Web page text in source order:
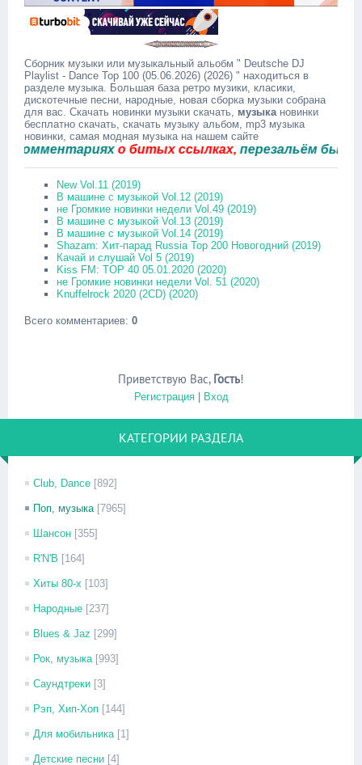
Сборник музыки или музыкальный альобм " Deutsche DJ
Playlist - Dance Top 100 (05.06.2026) (2026) " находиться в
разделе музыка. Большая база ретро музики, класики,
дискотечные песни, народные, новая сборка музыки собрана
для вас. Скачать новинки музыки скачать, музыкановинки
бесплатно скачать, скачать музыку альбом, mp3 музыка
новинки, самая модная музыка на нашем сайте
о битых ссылках,перезальём быстро.
New Vol.11 (2019)
В машине с музыкой Vol.12 (2019)
не Громкие новинки недели Vol.49 (2019)
В машине с музыкой Vol.13 (2019)
В машине с музыкой Vol.14 (2019)
Shazam: Хит-парад Russia Top 200 Новогодний (2019)
Качай и слушай Vol 5 (2019)
Kiss FM: TOP 40 05.01.2020 (2020)
не Громкие новинки недели Vol. 51 (2020)
Knuffelrock 2020 (2CD) (2020)
Всего комментариев: 0
Приветствую Вас, Гость!
Регистрация| Вход
КАТЕГОРИИ РАЗДЕЛА
Club, Dance [892]
Поп, музыка [7965]
Шансон [355]
R'N'B [164]
Хиты 80-х [103]
Народные [237]
Blues & Jaz [299]
Рок, музыка [993]
Саундтреки [3]
Рэп, Хип-Хоп [144]
Для мобильника [1]
Детские песни [4]